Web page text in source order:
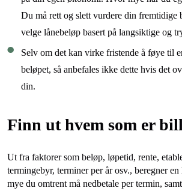
Du må rett og slett vurdere din fremtidige
velge lånebeløp basert på langsiktige og
Selv om det kan virke fristende å føye til
beløpet, så anbefales ikke dette hvis det
din.
Finn ut hvem som er
Ut fra faktorer som beløp, løpetid, rente,
termingebyr, terminer per år osv., beregner
mye du omtrent må nedbetale per termin,